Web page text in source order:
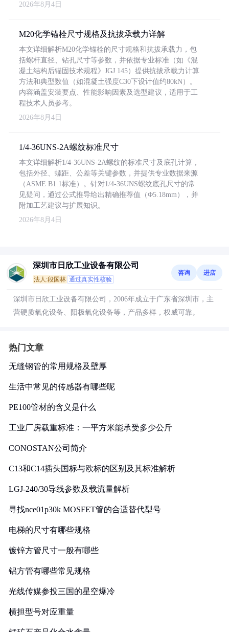
2026年8月4日
M20化学锚栓尺寸规格及抗拔承载力详解
本文详细解析M20化学锚栓的尺寸规格和抗拔承载力，包
括螺杆直径、钻孔尺寸等参数，并依据专业标准（如《混
凝土结构后锚固技术规程》JGJ 145）提供抗拔承载力计算
方法和典型数值（如混凝土强度C30下设计值约80kN）。
内容涵盖安装要点、性能影响因素及选型建议，适用于工
程技术人员参考。
2026年8月4日
1/4-36UNS-2A螺纹标准尺寸
本文详细解析1/4-36UNS-2A螺纹的标准尺寸及底孔计算，
包括外径、螺距、公差等关键参数，并提供专业数据来源
（ASME B1.1标准）。针对1/4-36UNS螺纹底孔尺寸的常
见疑问，通过公式推导给出精确推荐值（Φ5.18mm），并
附加工艺建议与扩展知识。
2026年8月4日
深圳市日欣工业设备有限公司
法人:段国林 通过真实性核验
咨询 进店
深圳市日欣工业设备有限公司，2006年成立于广东省深圳市，主
营硬质氧化设备、阳极氧化设备等，产品多样，权威可靠。
热门文章
无缝钢管的常用规格及壁厚
生活中常见的传感器有哪些呢
PE100管材的含义是什么
工业厂房载重标准：一平方米能承受多少公斤
CONOSTAN公司简介
C13和C14插头国标与欧标的区别及其标准解析
LGJ-240/30导线参数及载流量解析
寻找nce01p30k MOSFET管的合适替代型号
电梯的尺寸有哪些规格
镀锌方管尺寸一般有哪些
铝方管有哪些常见规格
光线传媒参投三国的星空爆冷
横担型号对应重量